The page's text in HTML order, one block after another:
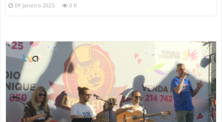
09 Janeiro 2025 0 K